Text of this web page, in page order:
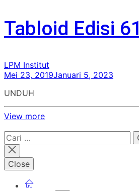
Tabloid Edisi 61
LPM Institut
Mei 23, 2019Januari 5, 2023
UNDUH
View more
Cari
untuk:
Close